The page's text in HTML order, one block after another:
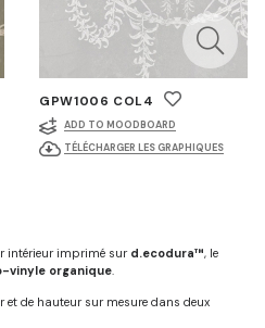
GPW1006 COL4
ADD TO MOODBOARD
TÉLÉCHARGER LES GRAPHIQUES
intérieur imprimé sur d.ecodura™, le
vinyle organique.
et de hauteur sur mesure dans deux